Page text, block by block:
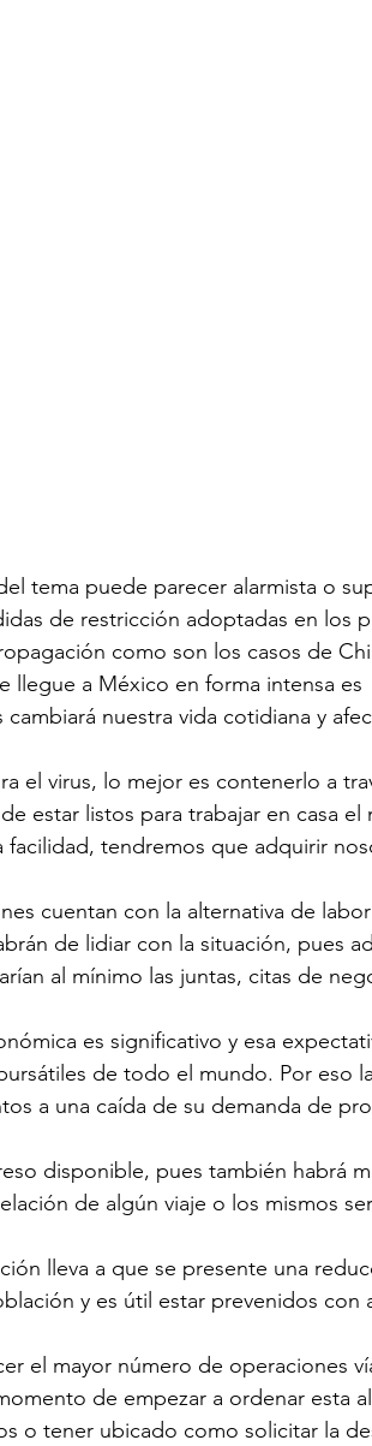
tema puede parecer alarmista o
de restricción adoptadas en los
como son los casos de
llegue a México en forma intensa es
nuestra vida cotidiana y
el virus, lo mejor es contenerlo a
estar listos para trabajar en casa el
tendremos que adquirir
cuentan con la alternativa de
de lidiar con la situación, pues
al mínimo las juntas, citas de
es significativo y esa
de todo el mundo. Por eso
a una caída de su demanda de
disponible, pues también habrá
de algún viaje o los mismos
lleva a que se presente una
y es útil estar prevenidos con
el mayor número de operaciones
de empezar a ordenar esta
o tener ubicado como solicitar la